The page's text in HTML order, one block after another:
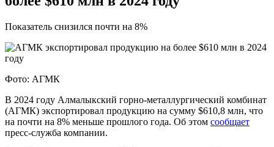
Показатель снизился почти на 8%
Фото: АГМК
В 2024 году Алмалыкский горно-металлургический комбинат
(АГМК) экспортировал продукцию на сумму $610,8 млн, что
на почти на 8% меньше прошлого года. Об этом сообщает
пресс-служба компании.